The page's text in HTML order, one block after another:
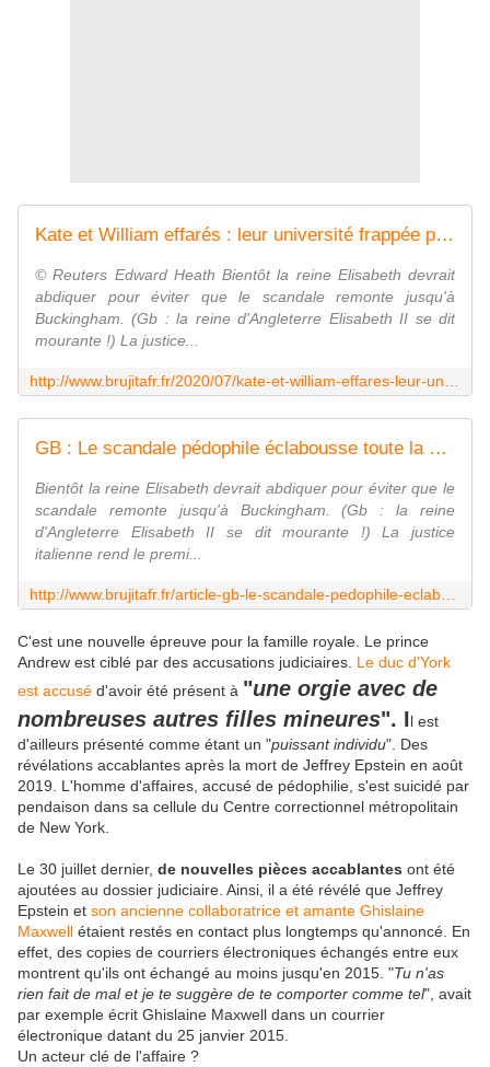
Kate et William effarés : leur université frappée par un scandale sexuel sordide - MOINS de BIENS PLUS de LIENS
© Reuters Edward Heath Bientôt la reine Elisabeth devrait
abdiquer pour éviter que le scandale remonte jusqu'à
Buckingham. (Gb : la reine d'Angleterre Elisabeth II se dit
mourante !) La justice...
GB : Le scandale pédophile éclabousse toute la classe politique - MOINS de BIENS PLUS de LIENS
Bientôt la reine Elisabeth devrait abdiquer pour éviter que le
scandale remonte jusqu'à Buckingham. (Gb : la reine
d'Angleterre Elisabeth II se dit mourante !) La justice
italienne rend le premi...
C'est une nouvelle épreuve pour la famille royale. Le prince
Andrew est ciblé par des accusations judiciaires. Le duc d'York
est accusé d'avoir été présent à "une orgie avec de
nombreuses autres filles mineures". Il est
d'ailleurs présenté comme étant un "puissant individu". Des
révélations accablantes après la mort de Jeffrey Epstein en août
2019. L'homme d'affaires, accusé de pédophilie, s'est suicidé par
pendaison dans sa cellule du Centre correctionnel métropolitain
de New York.
Le 30 juillet dernier, de nouvelles pièces accablantes ont été
ajoutées au dossier judiciaire. Ainsi, il a été révélé que Jeffrey
Epstein et son ancienne collaboratrice et amante Ghislaine
Maxwell étaient restés en contact plus longtemps qu'annoncé. En
effet, des copies de courriers électroniques échangés entre eux
montrent qu'ils ont échangé au moins jusqu'en 2015. "Tu n'as
rien fait de mal et je te suggère de te comporter comme tel", avait
par exemple écrit Ghislaine Maxwell dans un courrier
électronique datant du 25 janvier 2015.
Un acteur clé de l'affaire ?